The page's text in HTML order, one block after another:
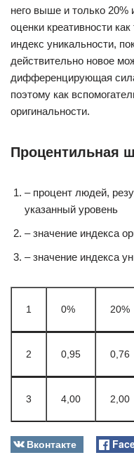
него выше и только
оценки креативности
индекс уникальности,
действительно новое
дифференцирующая
поэтому как
оригинальности.
Процентильная
– процент людей,
указанный уровень
– значение индекса
– значение индекса
1 0% 20%
2 0,95 0,76
3 4,00 2,00
Вконтакте